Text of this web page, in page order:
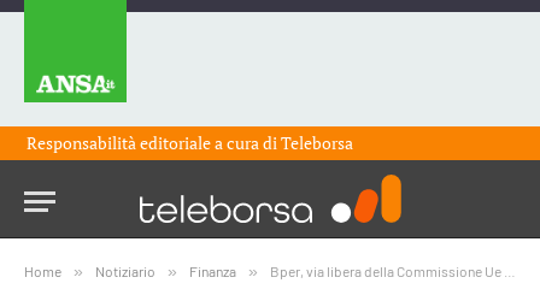
Responsabilità editoriale a cura diTeleborsa
Home » Notiziario » Finanza » Bper, via libera della Commissione Ue a Ops su Banca Popolare di Sondrio